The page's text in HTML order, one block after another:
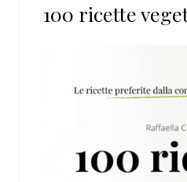
100 ricette